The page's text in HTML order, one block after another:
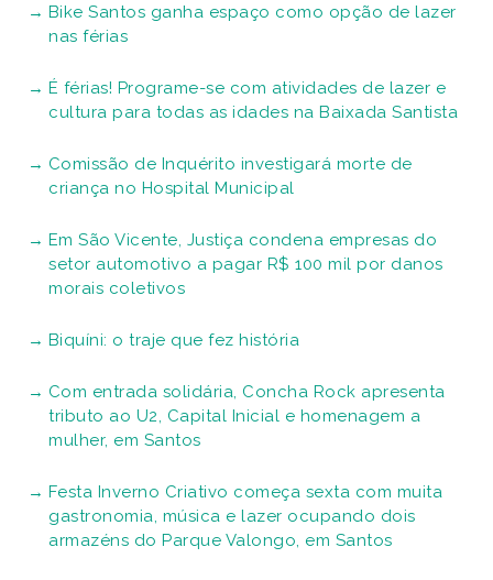
Bike Santos ganha espaço como opção de lazer
nas férias
É férias! Programe-se com atividades de lazer e
cultura para todas as idades na Baixada Santista
Comissão de Inquérito investigará morte de
criança no Hospital Municipal
Em São Vicente, Justiça condena empresas do
setor automotivo a pagar R$ 100 mil por danos
morais coletivos
Biquíni: o traje que fez história
Com entrada solidária, Concha Rock apresenta
tributo ao U2, Capital Inicial e homenagem a
mulher, em Santos
Festa Inverno Criativo começa sexta com muita
gastronomia, música e lazer ocupando dois
armazéns do Parque Valongo, em Santos